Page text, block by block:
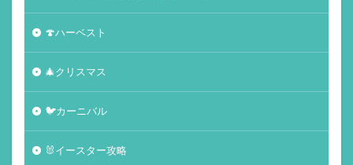
🍄ハーベスト
🎄クリスマス
🐦カーニバル
🐰イースター攻略